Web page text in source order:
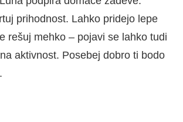
prihodnost. Lahko pridejo lepe
rešuj mehko – pojavi se lahko tudi
aktivnost. Posebej dobro ti bodo